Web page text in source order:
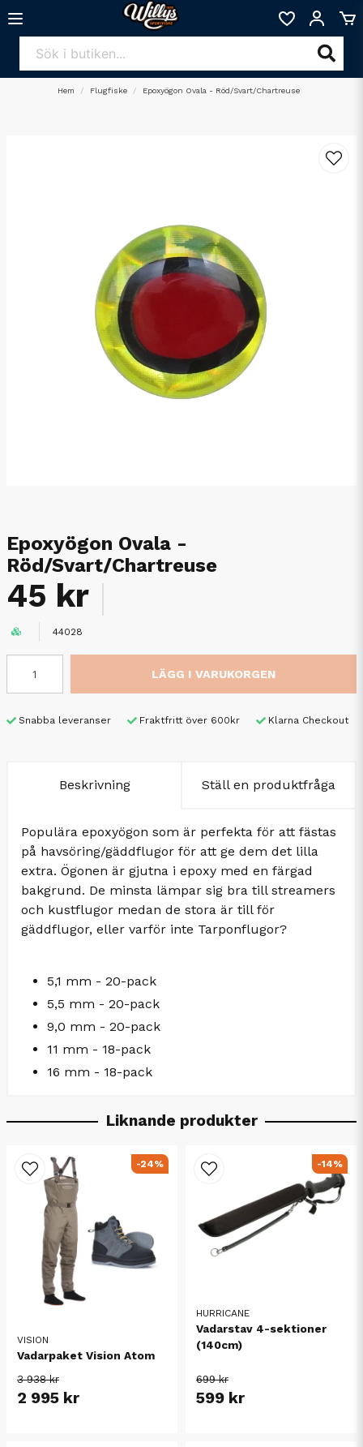
Hem Flugfiske Epoxyögon Ovala - Röd/Svart/Chartreuse
Epoxyögon Ovala -
Röd/Svart/Chartreuse
45 kr
44028
LÄGG I VARUKORGEN
Snabba leveranser Fraktfritt över 600kr Klarna Checkout
Beskrivning Ställ en produktfråga
Populära epoxyögon som är perfekta för att fästas
på havsöring/gäddflugor för att ge dem det lilla
extra. Ögonen är gjutna i epoxy med en färgad
bakgrund. De minsta lämpar sig bra till streamers
och kustflugor medan de stora är till för
gäddflugor, eller varför inte Tarponflugor?
5,1 mm - 20-pack
5,5 mm - 20-pack
9,0 mm - 20-pack
11 mm - 18-pack
16 mm - 18-pack
Liknande produkter
VISION
Vadarpaket Vision Atom
3 938 kr
2 995 kr
-24%
HURRICANE
Vadarstav 4-sektioner
(140cm)
699 kr
599 kr
-14%